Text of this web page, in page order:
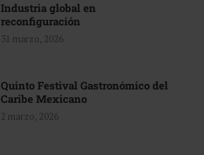
Industria global en
reconfiguración
31 marzo, 2026
Quinto Festival Gastronómico del
Caribe Mexicano
2 marzo, 2026